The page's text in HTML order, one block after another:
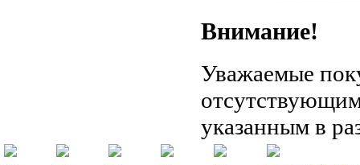
Внимание!
Уважаемые
указанным в